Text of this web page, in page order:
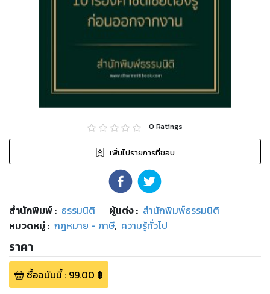
0 Ratings
เพิ่มไปรายการที่ชอบ
สำนักพิมพ์: ธรรมนิติ ผู้แต่ง : สำนักพิมพ์ธรรมนิติ
หมวดหมู่: กฎหมาย - ภาษี, ความรู้ทั่วไป
ราคา
ซื้อฉบับนี้: 99.00 ฿